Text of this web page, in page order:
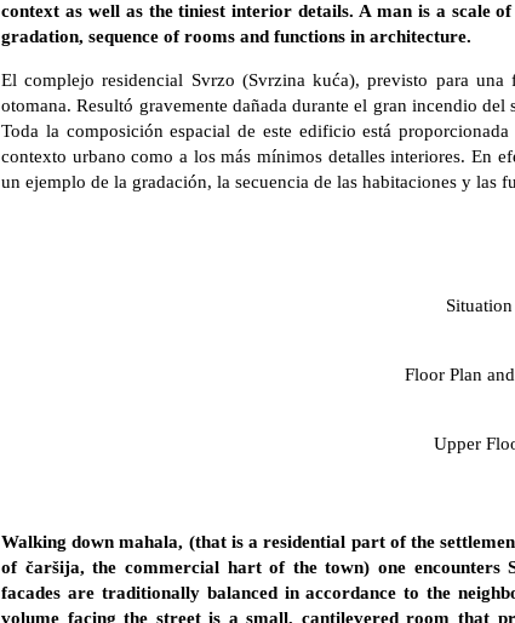
context as well as the tiniest interior details. A man is a scale
gradation, sequence of rooms and functions in architecture.
El complejo residencial Svrzo (Svrzina kuća), previsto para
otomana. Resultó gravemente dañada durante el gran incendio
Toda la composición espacial de este edificio está
contexto urbano como a los más mínimos detalles interiores. En
un ejemplo de la gradación, la secuencia de las habitaciones y las
Situation
Floor Plan
Upper
Walking down mahala, (that is a residential part of the
of čaršija, the commercial hart of the town) one encounters
facades are traditionally balanced in accordance to the
volume facing the street is a small, cantilevered room that